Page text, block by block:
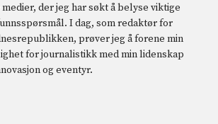
der jeg har søkt å belyse viktige
I dag, som redaktør for
prøver jeg å forene min
for journalistikk med min lidenskap
og eventyr.